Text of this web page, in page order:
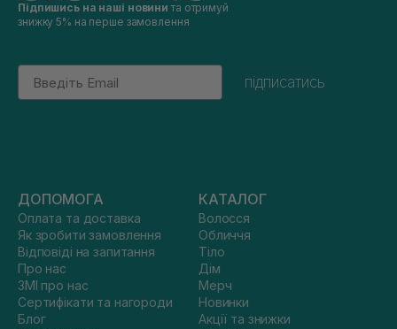
Підпишись на наші новини та отримуй
знижку 5% на перше замовлення
Email
підписатись
ДОПОМОГА
Оплата та доставка
Як зробити замовлення
Відповіді на запитання
Про нас
ЗМІ про нас
Сертифікати та нагороди
Блог
КАТАЛОГ
Волосся
Обличчя
Тіло
Дім
Мерч
Новинки
Акції та знижки